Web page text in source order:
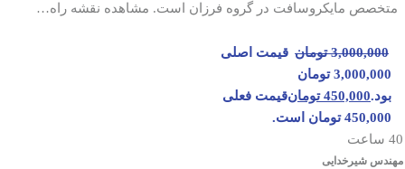
متخصص مایکروسافت در گروه فرزان است. مشاهده نقشه راه…
3,000,000 تومان قیمت اصلی
3,000,000 تومان
بود.450,000 تومانقیمت فعلی
450,000 تومان است.
40 ساعت
مهندس شیرخدایی